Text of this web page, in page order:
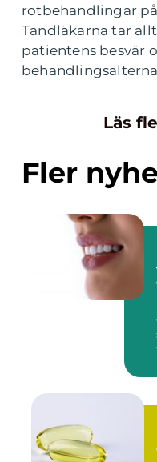
rotbehandlingar
Tandläkarna tar
patientens besvär
Läs
Fler